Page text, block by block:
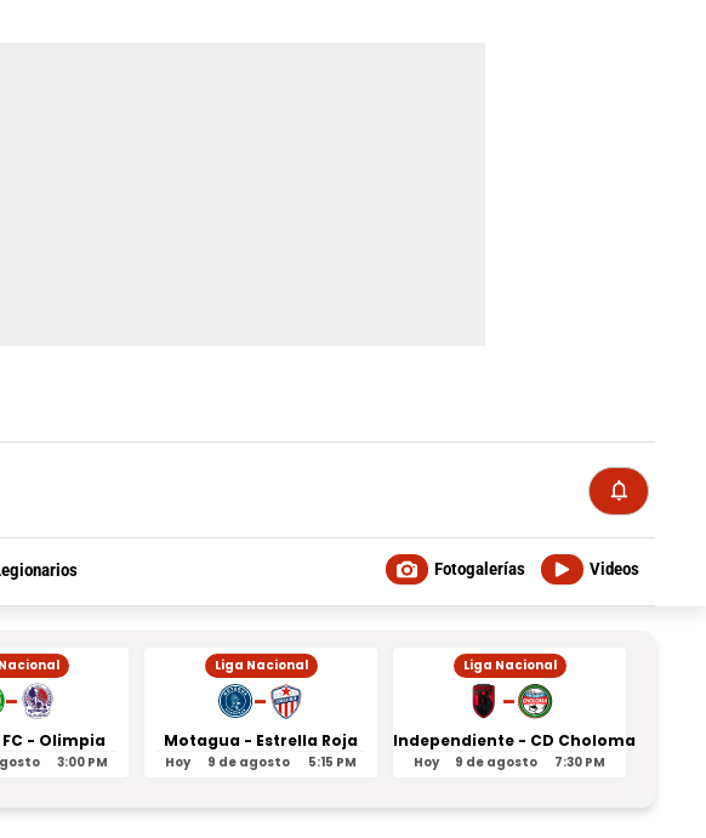
Videos
Fotogalerías
-
- Olimpia
3:00 PM
Liga Nacional
-
Motagua - Estrella Roja
Hoy 9 de agosto 5:15 PM
Liga Nacional
-
Independiente - CD Choloma
Hoy 9 de agosto 7:30 PM